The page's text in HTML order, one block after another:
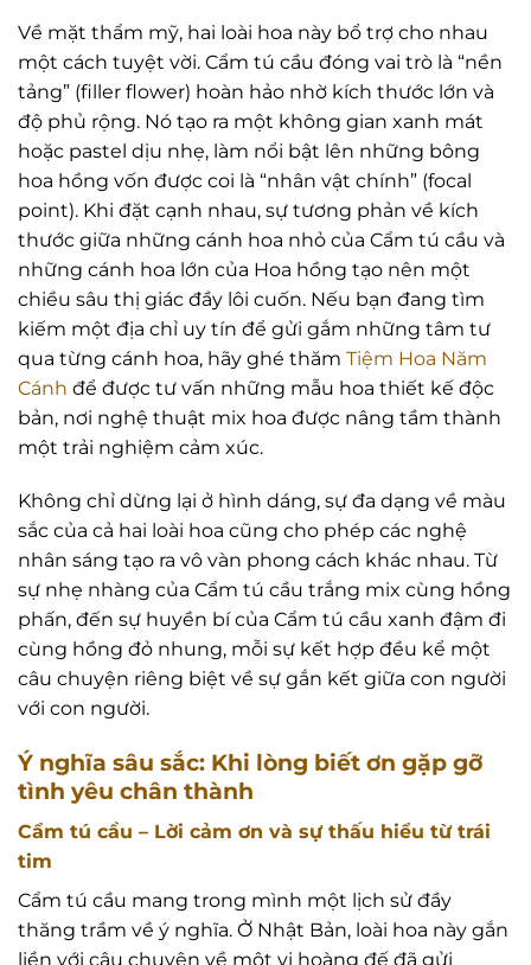
Về mặt thẩm mỹ, hai loài hoa này bổ trợ cho nhau
một cách tuyệt vời. Cẩm tú cầu đóng vai trò là “nền
tảng” (filler flower) hoàn hảo nhờ kích thước lớn và
độ phủ rộng. Nó tạo ra một không gian xanh mát
hoặc pastel dịu nhẹ, làm nổi bật lên những bông
hoa hồng vốn được coi là “nhân vật chính” (focal
point). Khi đặt cạnh nhau, sự tương phản về kích
thước giữa những cánh hoa nhỏ của Cẩm tú cầu và
những cánh hoa lớn của Hoa hồng tạo nên một
chiều sâu thị giác đầy lôi cuốn. Nếu bạn đang tìm
kiếm một địa chỉ uy tín để gửi gắm những tâm tư
qua từng cánh hoa, hãy ghé thăm Tiệm Hoa Năm
Cánh để được tư vấn những mẫu hoa thiết kế độc
bản, nơi nghệ thuật mix hoa được nâng tầm thành
một trải nghiệm cảm xúc.
Không chỉ dừng lại ở hình dáng, sự đa dạng về màu
sắc của cả hai loài hoa cũng cho phép các nghệ
nhân sáng tạo ra vô vàn phong cách khác nhau. Từ
sự nhẹ nhàng của Cẩm tú cầu trắng mix cùng hồng
phấn, đến sự huyền bí của Cẩm tú cầu xanh đậm đi
cùng hồng đỏ nhung, mỗi sự kết hợp đều kể một
câu chuyện riêng biệt về sự gắn kết giữa con người
với con người.
Ý nghĩa sâu sắc: Khi lòng biết ơn gặp gỡ
tình yêu chân thành
Cẩm tú cầu – Lời cảm ơn và sự thấu hiểu từ trái
tim
Cẩm tú cầu mang trong mình một lịch sử đầy
thăng trầm về ý nghĩa. Ở Nhật Bản, loài hoa này gắn
liền với câu chuyện về một vị hoàng đế đã gửi